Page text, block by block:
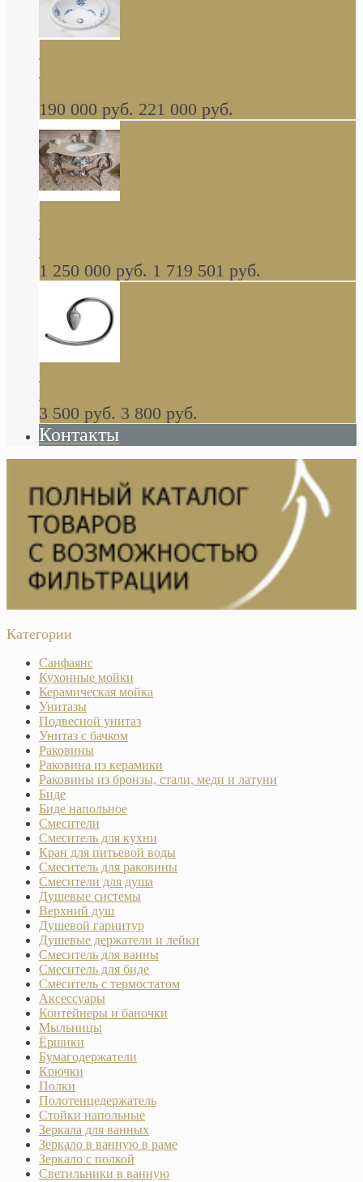
Decorated Bathroom раковина овальная
встраиваемая для ванной с рисунком синяя
роза В НАЛИЧИИ
190 000 руб. 221 000 руб.
стиле барокко, из массива дерева, светло
коричневый матовый окрас + серебро
1 250 000 руб. 1 719 501 руб.
Khala Colombo аксессуары (серия) В
НАЛИЧИИ
3 500 руб. 3 800 руб.
Контакты
Категории
Санфаянс
Кухонные мойки
Керамическая мойка
Унитазы
Подвесной унитаз
Унитаз с бачком
Раковины
Раковина из керамики
Раковины из бронзы, стали, меди и латуни
Биде
Биде напольное
Смесители
Смеситель для кухни
Кран для питьевой воды
Смеситель для раковины
Смесители для душа
Душевые системы
Верхний душ
Душевой гарнитур
Душевые держатели и лейки
Смеситель для ванны
Смеситель для биде
Смеситель с термостатом
Аксессуары
Контейнеры и баночки
Мыльницы
Ёршики
Бумагодержатели
Крючки
Полки
Полотенцедержатель
Стойки напольные
Зеркала для ванных
Зеркало в ванную в раме
Зеркало с полкой
Светильники в ванную